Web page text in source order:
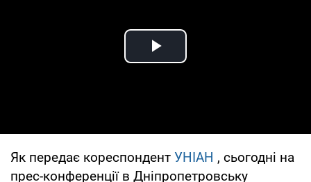
Play Video
Як передає кореспондент УНІАН , сьогодні на
прес-конференції в Дніпропетровську